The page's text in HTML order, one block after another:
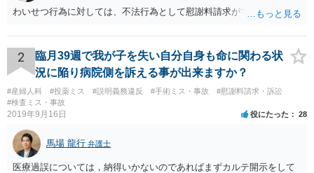
わいせつ行為に対しては、不法行為として慰謝料請求ができます。
2
臨月39週で我が子を失い自分自身も命に関わる状
況に陥り病院側を訴える事が出来ますか？
#産婦人科 #投薬ミス #説明義務違反 #手術ミス・事故
#慰謝料請求・訴訟
#検査ミス・事故
2019年9月16日 役にたった 28
馬場 龍行 弁護士
医療過誤については，納得いかないのであればまずカルテ開示をして